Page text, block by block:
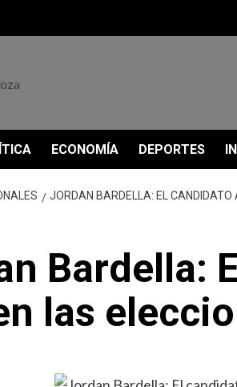
ECONOMÍA DEPORTES
JORDAN BARDELLA: EL CANDIDATO
Bardella:
las